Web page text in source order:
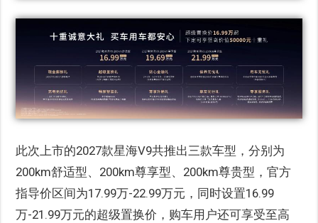
此次上市的2027款星海V9共推出三款车型，分别为
200km舒适型、200km尊享型、200km尊贵型，官方
指导价区间为17.99万-22.99万元，同时设置16.99
万-21.99万元的超级置换价，购车用户还可享受至高